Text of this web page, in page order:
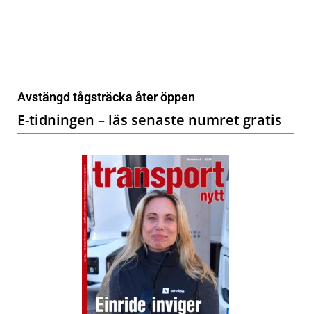
Avstängd tågsträcka åter öppen
E-tidningen – läs senaste numret gratis